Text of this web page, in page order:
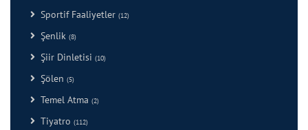
Sportif Faaliyetler (12)
Şenlik (8)
Şiir Dinletisi (10)
Şölen (5)
Temel Atma (2)
Tiyatro (112)